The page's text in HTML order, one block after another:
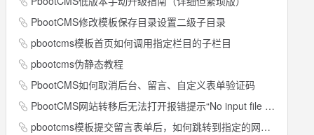
PbootCMS修改模板保存目录设置二级子目录
pbootcms模板首页如何调用指定栏目的子栏目
pbootcms伪静态教程
PbootCMS如何取消后台、留言、自定义表单验证码
PbootCMS网站转移后无法打开报错提示“No input file specifed”
pbootcms模板提交留言表单后，如何跳转到指定的网址？